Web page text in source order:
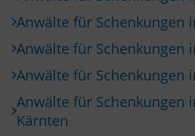
Anwälte für Schenkungen
Anwälte für Schenkungen
Anwälte für Schenkungen
Anwälte für Schenkungen
Kärnten